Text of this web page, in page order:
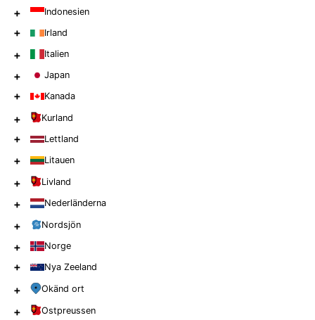
+ Indonesien
+ Irland
+ Italien
+ Japan
+ Kanada
+ Kurland
+ Lettland
+ Litauen
+ Livland
+ Nederländerna
+ Nordsjön
+ Norge
+ Nya Zeeland
+ Okänd ort
+ Ostpreussen